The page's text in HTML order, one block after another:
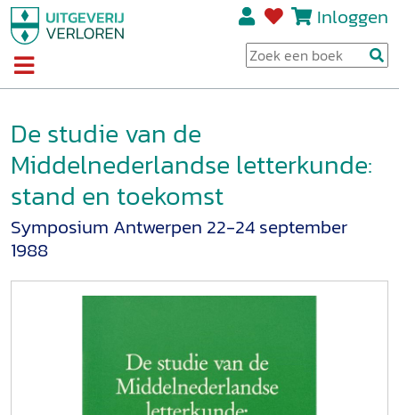
Inloggen
De studie van de
Middelnederlandse letterkunde:
stand en toekomst
Symposium Antwerpen 22-24 september
1988